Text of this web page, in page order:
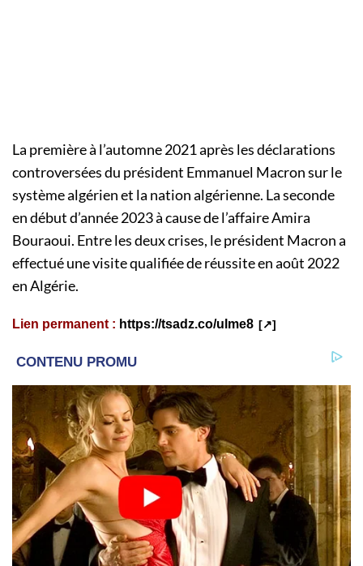
La première à l’automne 2021 après les déclarations
controversées du président Emmanuel Macron sur le
système algérien et la nation algérienne. La seconde
en début d’année 2023 à cause de l’affaire Amira
Bouraoui. Entre les deux crises, le président Macron a
effectué une visite qualifiée de réussite en août 2022
en Algérie.
Lien permanent : https://tsadz.co/ulme8